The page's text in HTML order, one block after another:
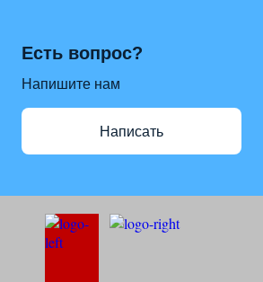
Есть вопрос?
Напишите нам
Написать